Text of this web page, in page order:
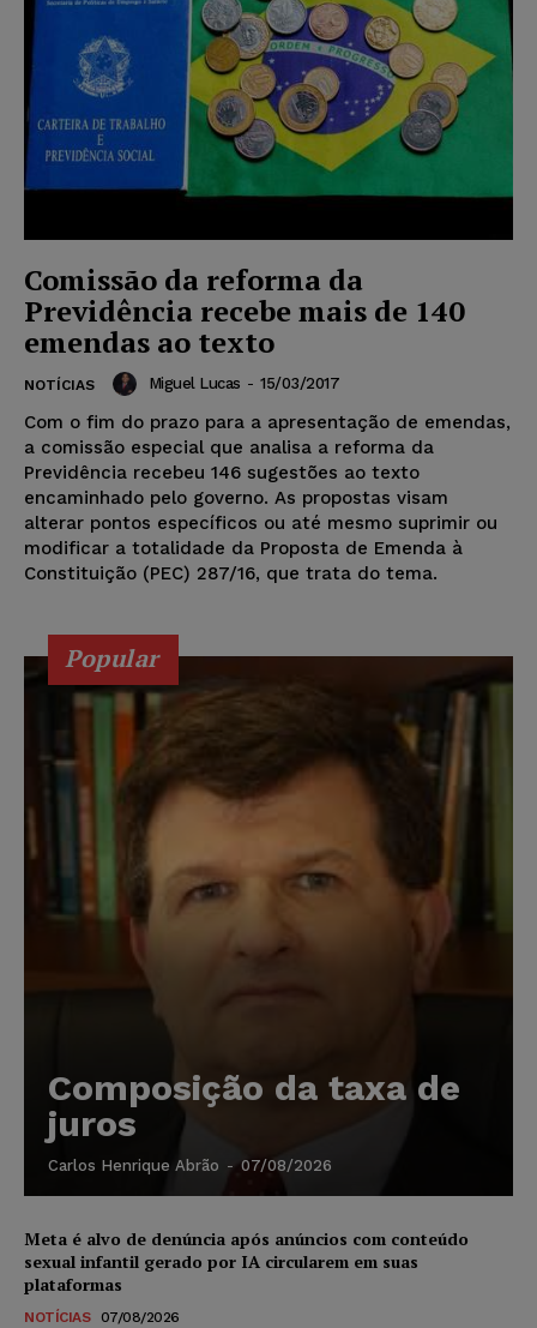
Comissão da reforma da
Previdência recebe mais de 140
emendas ao texto
NOTÍCIAS Miguel Lucas - 15/03/2017
Com o fim do prazo para a apresentação de emendas,
a comissão especial que analisa a reforma da
Previdência recebeu 146 sugestões ao texto
encaminhado pelo governo. As propostas visam
alterar pontos específicos ou até mesmo suprimir ou
modificar a totalidade da Proposta de Emenda à
Constituição (PEC) 287/16, que trata do tema.
Popular
Composição da taxa de
juros
Carlos Henrique Abrão - 07/08/2026
Meta é alvo de denúncia após anúncios com conteúdo
sexual infantil gerado por IA circularem em suas
plataformas
NOTÍCIAS 07/08/2026